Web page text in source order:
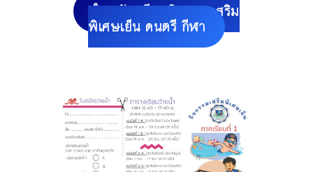
ใบสมัครเรียนกิจกรรมเสริม
พิเศษเย็น ดนตรี กีฬา